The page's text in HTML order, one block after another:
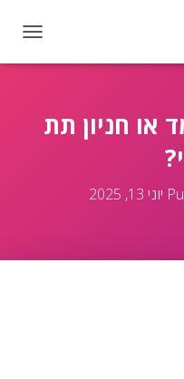
O
או חניון תת
יוני 13, 2025